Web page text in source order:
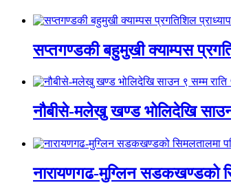
सप्तगण्डकी बहुमुखी क्याम्पस
नौबीसे-मलेखु खण्ड भोलिदेखि
नारायणगढ-मुग्लिन सडकखण्डको